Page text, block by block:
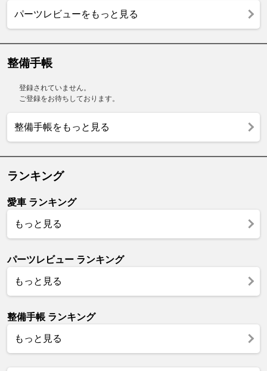
パーツレビューをもっと見る
整備手帳
登録されていません。
ご登録をお待ちしております。
整備手帳をもっと見る
ランキング
愛車 ランキング
もっと見る
パーツレビュー ランキング
もっと見る
整備手帳 ランキング
もっと見る